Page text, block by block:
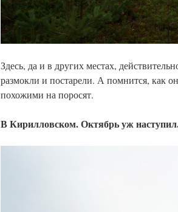
Здесь, да и в других местах,
размокли и постарели. А помнится, как
похожими на поросят.
В Кирилловском. Октябрь уж